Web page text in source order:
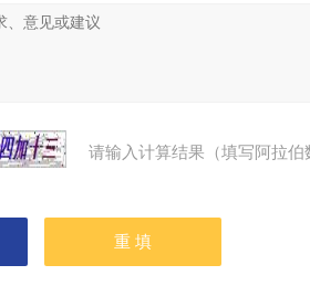
请输入计算结果（填写阿拉